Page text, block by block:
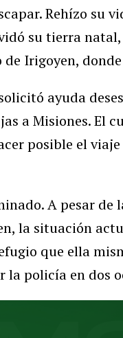
Rehízo su
su tierra
Irigoyen,
ayuda
a Misiones. El
posible el
A pesar de
la situación
que ella
policía en dos